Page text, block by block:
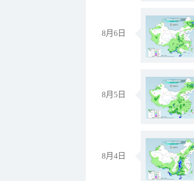
8月6日
8月5日
8月4日